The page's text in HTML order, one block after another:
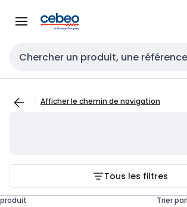
navigationau
Entrée de recherche
Afficher le chemin de navigation
Tous les filtres
produit Trier par